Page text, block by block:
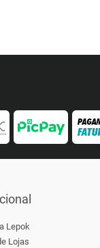
Lepok
Lojas